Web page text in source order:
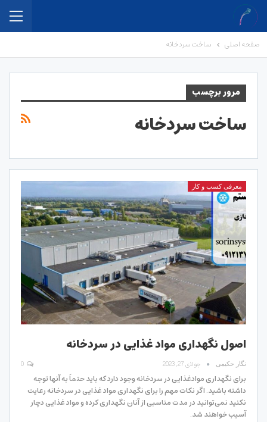
صفحه اصلی ساخت سردخانه
مرور برچسب
ساخت سردخانه
معرفی کسب و کار
اصول نگهداری مواد غذایی در سردخانه
نگار حکیمی جولای 27, 2023
برای نگهداری موادغذایی در سردخانه وجود دارد که باید حتماً به آنها توجه
داشته باشید. اگر نکات مهم را برای نگهداری مواد غذایی در سردخانه رعایت
نکنید نمی‌توانید در مدت مناسبی از آنان نگهداری کرده و مواد غذایی دچار
آسیب خواهند شد.